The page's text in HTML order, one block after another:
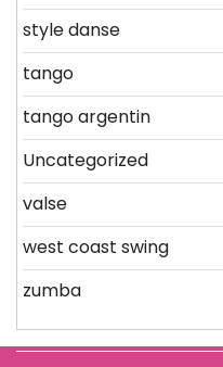
style danse
tango
tango argentin
Uncategorized
valse
west coast swing
zumba